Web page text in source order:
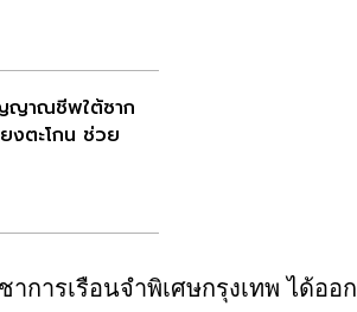
ญาณชีพใต้ซาก
งตะโกน ช่วย
การเรือนจำพิเศษกรุงเทพ ได้ออก